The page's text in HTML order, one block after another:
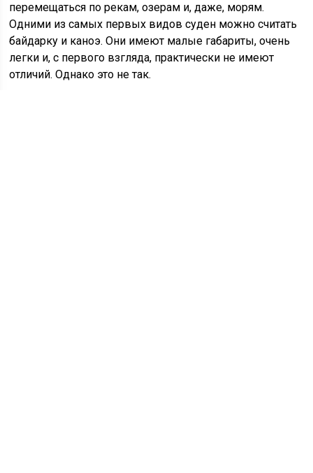
перемещаться по рекам, озерам и, даже, морям.
Одними из самых первых видов суден можно считать
байдарку и каноэ. Они имеют малые габариты, очень
легки и, с первого взгляда, практически не имеют
отличий. Однако это не так.